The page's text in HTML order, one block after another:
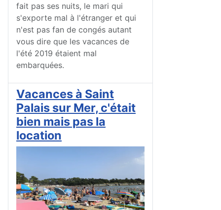
fait pas ses nuits, le mari qui
s'exporte mal à l'étranger et qui
n'est pas fan de congés autant
vous dire que les vacances de
l'été 2019 étaient mal
embarquées.
Vacances à Saint
Palais sur Mer, c'était
bien mais pas la
location